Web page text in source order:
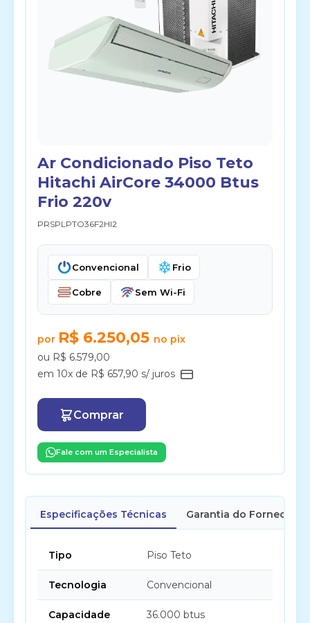
Ar Condicionado Piso Teto
Hitachi AirCore 34000 Btus
Frio 220v
PRSPLPTO36F2HI2
Convencional Frio
Cobre Sem Wi-Fi
por R$ 6.250,05 no pix
ou R$ 6.579,00
em 10x de R$ 657,90 s/ juros
Comprar
Fale com um Especialista
Especificações Técnicas Garantia do Fornecedor
Tipo Piso Teto
Tecnologia Convencional
Capacidade 36.000 btus